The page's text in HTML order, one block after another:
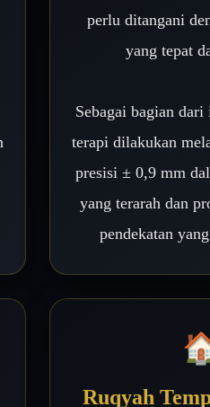
perlu ditangani
yang tepat
Sebagai bagian
terapi dilakukan
presisi ± 0,9 mm
yang terarah dan
pendekatan
Ruqyah